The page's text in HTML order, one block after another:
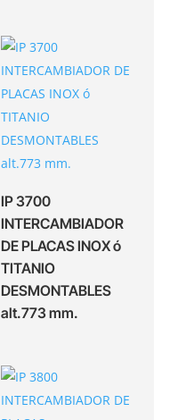
IP 3700
INTERCAMBIADOR
DE PLACAS INOX ó
TITANIO
DESMONTABLES
alt.773 mm.